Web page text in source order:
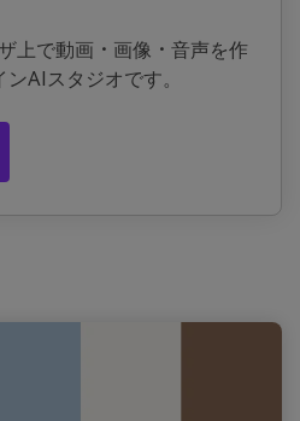
上で動画・画像・音声を作
AIスタジオです。